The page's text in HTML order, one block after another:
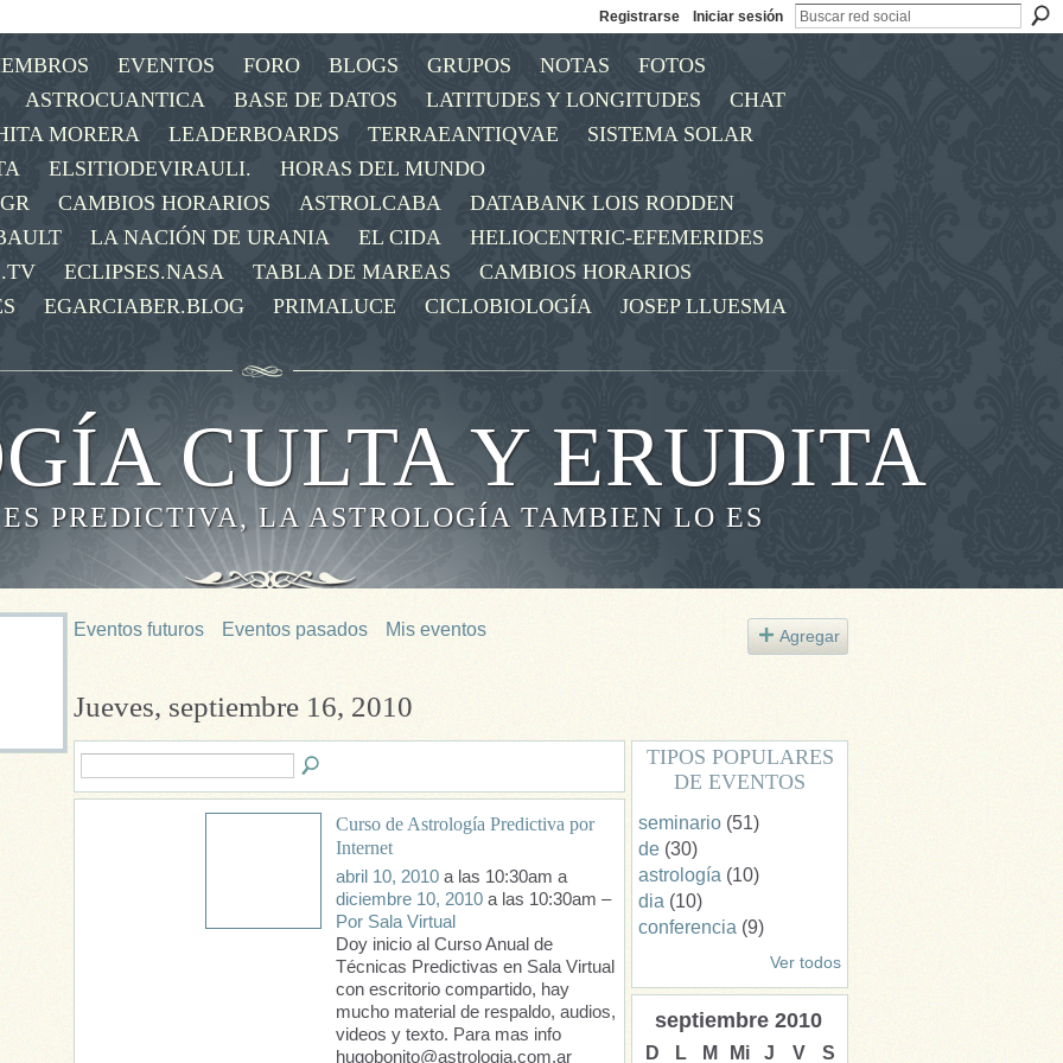
Registrarse Iniciar sesión
EVENTOS FORO BLOGS GRUPOS NOTAS
FOTOS
ASTROCUANTICA
BASE DE DATOS LATITUDES Y LONGITUDES
CHAT
MORERA
LEADERBOARDS TERRAEANTIQVAE
SISTEMA SOLAR
ELSITIODEVIRAULI.
HORAS DEL MUNDO
CAMBIOS HORARIOS ASTROLCABA
DATABANK LOIS RODDEN
LA NACIÓN DE URANIA EL CIDA
HELIOCENTRIC-EFEMERIDES
ECLIPSES.NASA TABLA DE MAREAS
CAMBIOS HORARIOS
EGARCIABER.BLOG PRIMALUCE CICLOBIOLOGÍA JOSEP LLUESMA
CULTA Y ERUDITA
PREDICTIVA, LA ASTROLOGÍA TAMBIEN LO ES
Eventos futuros Eventos pasados Mis eventos Agregar
Jueves, septiembre 16, 2010
Curso de Astrología Predictiva por
Internet
abril 10, 2010 a las 10:30am a
diciembre 10, 2010 a las 10:30am –
Por Sala Virtual
Doy inicio al Curso Anual de
Técnicas Predictivas en Sala Virtual
con escritorio compartido, hay
mucho material de respaldo, audios,
videos y texto. Para mas info
hugobonito@astrologia.com.ar
TIPOS POPULARES
DE EVENTOS
seminario (51)
de (30)
astrología (10)
dia (10)
conferencia (9)
Ver todos
septiembre 2010
D L M Mi J V S